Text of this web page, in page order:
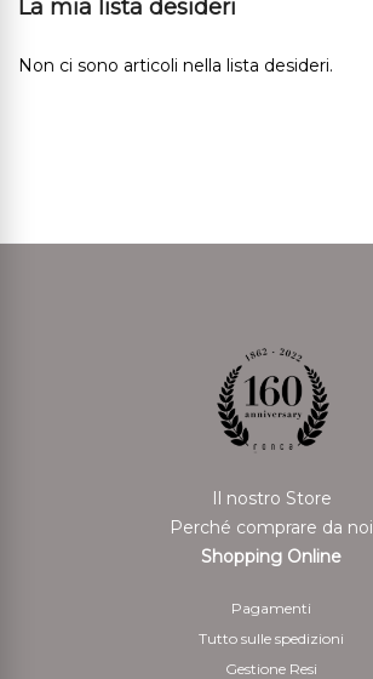
La mia lista desideri
Non ci sono articoli nella lista desideri.
Il nostro Store
Perché comprare da noi
Shopping Online
Pagamenti
Tutto sulle spedizioni
Gestione Resi